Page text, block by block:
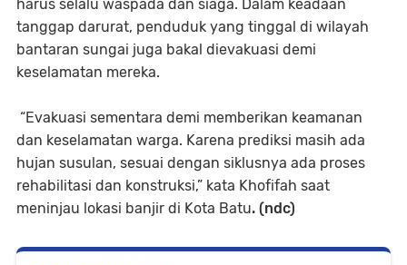
harus selalu waspada dan siaga. Dalam keadaan
tanggap darurat, penduduk yang tinggal di wilayah
bantaran sungai juga bakal dievakuasi demi
keselamatan mereka.
“Evakuasi sementara demi memberikan keamanan
dan keselamatan warga. Karena prediksi masih ada
hujan susulan, sesuai dengan siklusnya ada proses
rehabilitasi dan konstruksi,” kata Khofifah saat
meninjau lokasi banjir di Kota Batu. (ndc)